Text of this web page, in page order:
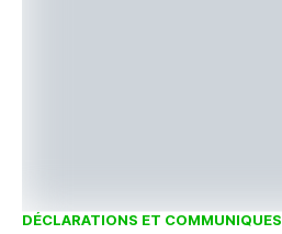
DÉCLARATIONS ET COMMUNIQUES